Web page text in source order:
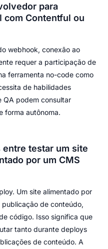
para
Contentful ou
webhook, conexão ao
requer a participação de
ferramenta no-code como
de habilidades
QA podem consultar
forma autônoma.
entre testar um site
por um CMS
Um site alimentado por
publicação de conteúdo,
código. Isso significa que
tanto durante deploys
de conteúdo. A